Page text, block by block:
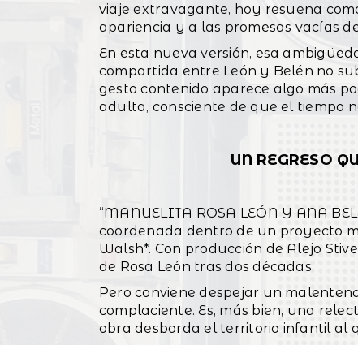
viaje extravagante, hoy resuena
apariencia y a las promesas vacías
En esta nueva versión, esa
compartida entre León y Belén no
gesto contenido aparece algo más
adulta, consciente de que el tiempo
UN REGRESO
“MANUELITA ROSA LEÓN Y ANA
coordenada dentro de un proyecto
Walsh*. Con producción de Alejo
de Rosa León tras dos décadas.
Pero conviene despejar un
complaciente. Es, más bien, una
obra desborda el territorio infantil al